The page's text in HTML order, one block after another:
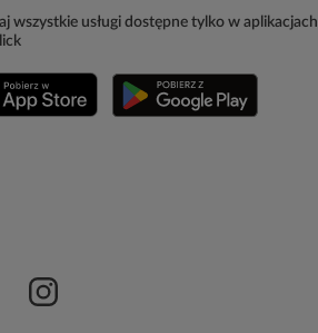
wszystkie usługi dostępne tylko w aplikacjach